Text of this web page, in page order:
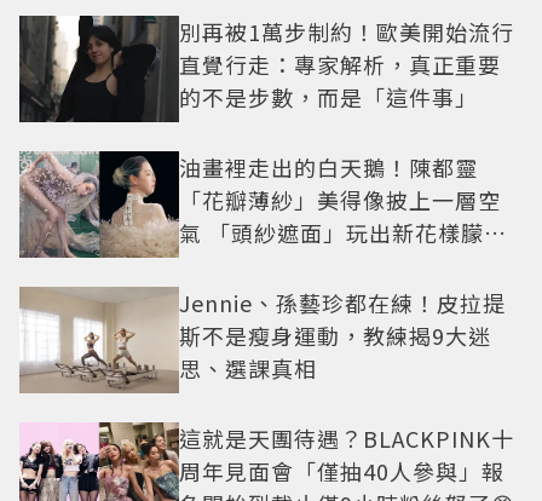
別再被1萬步制約！歐美開始流行
直覺行走：專家解析，真正重要
的不是步數，而是「這件事」
油畫裡走出的白天鵝！陳都靈
「花瓣薄紗」美得像披上一層空
氣 「頭紗遮面」玩出新花樣朦朧
Jennie、孫藝珍都在練！皮拉提
斯不是瘦身運動，教練揭9大迷
思、選課真相
這就是天團待遇？BLACKPINK十
周年見面會「僅抽40人參與」報